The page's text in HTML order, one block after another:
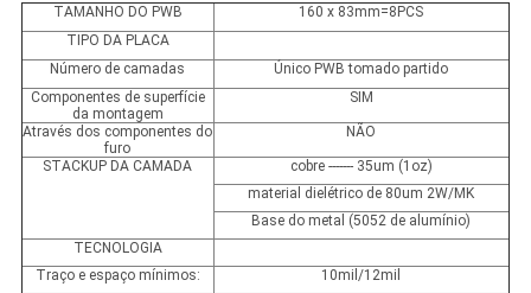
TAMANHO DO PWB
160 x 83mm=8PCS
TIPO DA PLACA
Número de camadas
Único PWB tomado partido
Componentes de superfície
da montagem
SIM
Através dos componentes do
furo
NÃO
STACKUP DA CAMADA
cobre ------- 35um (1oz)
material dielétrico de 80um 2W/MK
Base do metal (5052 de alumínio)
TECNOLOGIA
Traço e espaço mínimos:
10mil/12mil